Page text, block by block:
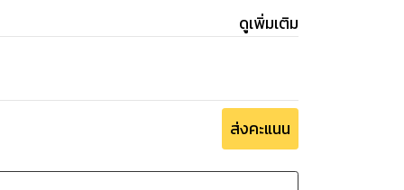
ดูเพิ่มเติม
ส่งคะแนน